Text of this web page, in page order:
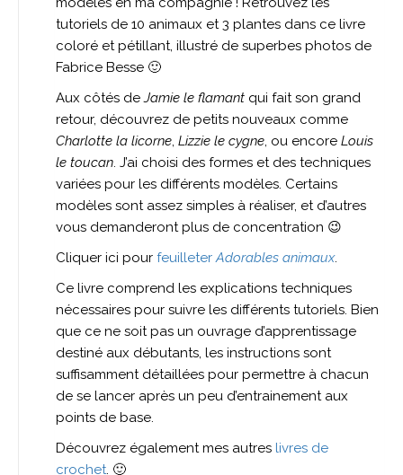
tutoriels de 10 animaux et 3 plantes dans ce livre
coloré et pétillant, illustré de superbes photos de
Fabrice Besse 🙂
Aux côtés deJamie le flamant qui fait son grand
retour, découvrez de petits nouveaux comme
Charlotte la licorne, Lizzie le cygne, ou encore Louis
le toucan. J’ai choisi des formes et des techniques
variées pour les différents modèles. Certains
modèles sont assez simples à réaliser, et d’autres
vous demanderont plus de concentration 😉
Cliquer ici pour feuilleterAdorables animaux.
Ce livre comprend les explications techniques
nécessaires pour suivre les différents tutoriels. Bien
que ce ne soit pas un ouvrage d’apprentissage
destiné aux débutants, les instructions sont
suffisamment détaillées pour permettre à chacun
de se lancer après un peu d’entrainement aux
points de base.
Découvrez également mes autres livres de
crochet. 🙂